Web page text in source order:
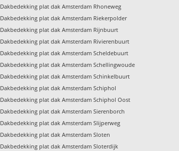
Dakbedekking plat dak Amsterdam Rhoneweg
Dakbedekking plat dak Amsterdam Riekerpolder
Dakbedekking plat dak Amsterdam Rijnbuurt
Dakbedekking plat dak Amsterdam Rivierenbuurt
Dakbedekking plat dak Amsterdam Scheldebuurt
Dakbedekking plat dak Amsterdam Schellingwoude
Dakbedekking plat dak Amsterdam Schinkelbuurt
Dakbedekking plat dak Amsterdam Schiphol
Dakbedekking plat dak Amsterdam Schiphol Oost
Dakbedekking plat dak Amsterdam Sierenborch
Dakbedekking plat dak Amsterdam Slijperweg
Dakbedekking plat dak Amsterdam Sloten
Dakbedekking plat dak Amsterdam Sloterdijk